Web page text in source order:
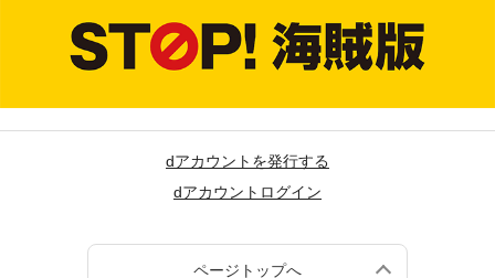
dアカウントを発行する
dアカウントログイン
ページトップへ